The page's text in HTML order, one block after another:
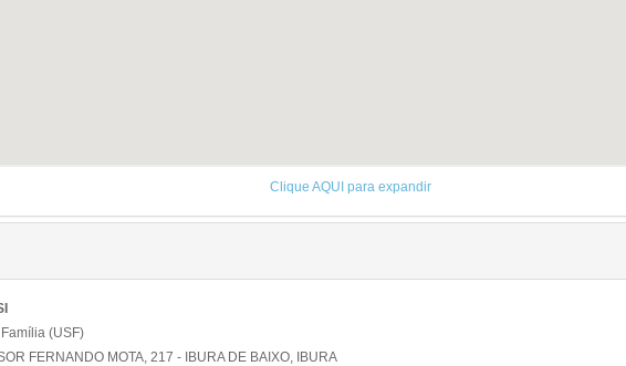
Clique AQUI para expandir
(USF)
FERNANDO MOTA, 217 - IBURA DE BAIXO, IBURA